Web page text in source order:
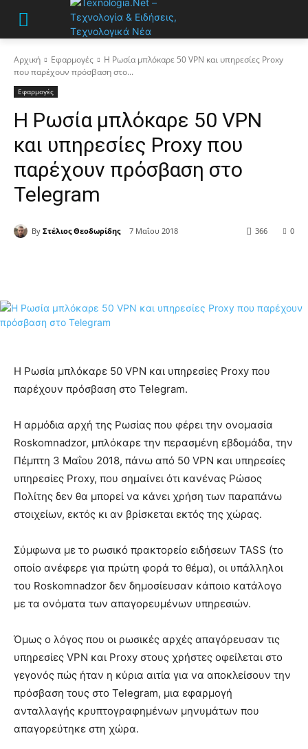
Αρχική Εφαρμογές
Η Ρωσία μπλόκαρε 50 VPN και υπηρεσίες Proxy
που παρέχουν πρόσβαση στο...
Εφαρμογές
Η Ρωσία μπλόκαρε 50 VPN
και υπηρεσίες Proxy που
παρέχουν πρόσβαση στο
Telegram
By Στέλιος Θεοδωρίδης 7 Μαΐου 2018 0
366
Η Ρωσία μπλόκαρε 50 VPN και υπηρεσίες Proxy που
παρέχουν πρόσβαση στο Telegram.
Η αρμόδια αρχή της Ρωσίας που φέρει την ονομασία
Roskomnadzor, μπλόκαρε την περασμένη εβδομάδα, την
Πέμπτη 3 Μαΐου 2018, πάνω από 50 VPN και υπηρεσίες
υπηρεσίες Proxy, που σημαίνει ότι κανένας Ρώσος
Πολίτης δεν θα μπορεί να κάνει χρήση των παραπάνω
στοιχείων, εκτός κι αν βρίσκεται εκτός της χώρας.
Σύμφωνα με το ρωσικό πρακτορείο ειδήσεων TASS (το
οποίο ανέφερε για πρώτη φορά το θέμα), οι υπάλληλοι
του Roskomnadzor δεν δημοσίευσαν κάποιο κατάλογο
με τα ονόματα των απαγορευμένων υπηρεσιών.
Όμως ο λόγος που οι ρωσικές αρχές απαγόρευσαν τις
υπηρεσίες VPN και Proxy στους χρήστες οφείλεται στο
γεγονός πώς ήταν η κύρια αιτία για να αποκλείσουν την
πρόσβαση τους στο Telegram, μια εφαρμογή
ανταλλαγής κρυπτογραφημένων μηνυμάτων που
απαγορεύτηκε στη χώρα.